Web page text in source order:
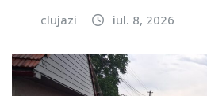
clujazi iul. 8, 2026